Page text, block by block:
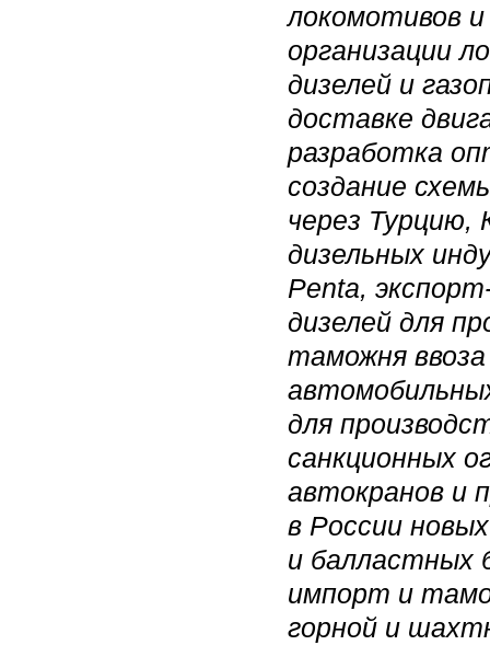
локомотивов
организации
дизелей и
доставке
разработка
создание
через
дизельных
Penta,
дизелей для
таможня
для
санкционных
автокранов и
в России
и балластных
импорт и
горной и